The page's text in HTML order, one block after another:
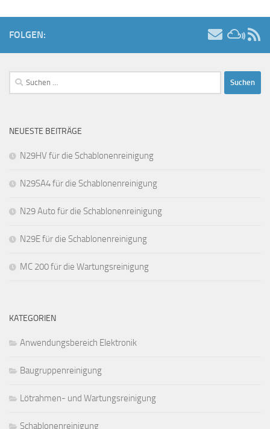
FOLGEN:
Suchen
nach:
NEUESTE BEITRÄGE
N29HV für die Schablonenreinigung
N29SA4 für die Schablonenreinigung
N29 Auto für die Schablonenreinigung
N29E für die Schablonenreinigung
MC 200 für die Wartungsreinigung
KATEGORIEN
Anwendungsbereich Elektronik
Baugruppenreinigung
Lötrahmen- und Wartungsreinigung
Schablonenreinigung